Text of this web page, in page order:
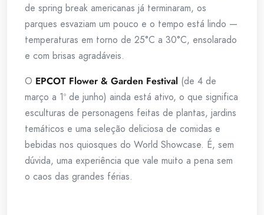
de spring break americanas já terminaram, os
parques esvaziam um pouco e o tempo está lindo —
temperaturas em torno de 25°C a 30°C, ensolarado
e com brisas agradáveis.
O EPCOT Flower & Garden Festival (de 4 de
março a 1º de junho) ainda está ativo, o que significa
esculturas de personagens feitas de plantas, jardins
temáticos e uma seleção deliciosa de comidas e
bebidas nos quiosques do World Showcase. É, sem
dúvida, uma experiência que vale muito a pena sem
o caos das grandes férias.